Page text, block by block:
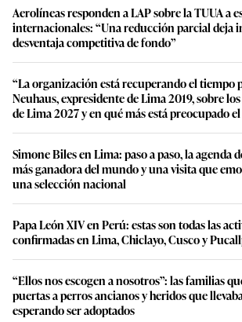
Aerolíneas responden a LAP sobre la TUUA a
internacionales: “Una reducción parcial deja
desventaja competitiva de fondo”
“La organización está recuperando el tiempo
Neuhaus, expresidente de Lima 2019, sobre
de Lima 2027 y en qué más está preocupado
Simone Biles en Lima: paso a paso, la agenda
más ganadora del mundo y una visita que
una selección nacional
Papa León XIV en Perú: estas son todas las
confirmadas en Lima, Chiclayo, Cusco y
“Ellos nos escogen a nosotros”: las familias
puertas a perros ancianos y heridos que
esperando ser adoptados